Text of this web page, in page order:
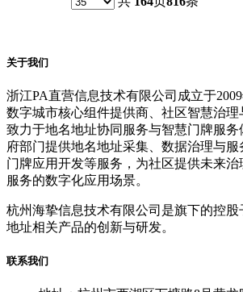
关于我们
浙江PA直营信息技术有限公司成立于
数字城市核心组件提供商、社区智慧治理
致力于地名地址协同服务与智慧门牌服
府部门提供地名地址采集、数据治理与
门牌应用开发等服务，为社区提供未来
服务的数字化应用场景。
杭州海挚信息技术有限公司是旗下的控股
地址相关产品的创新与研发。
联系我们